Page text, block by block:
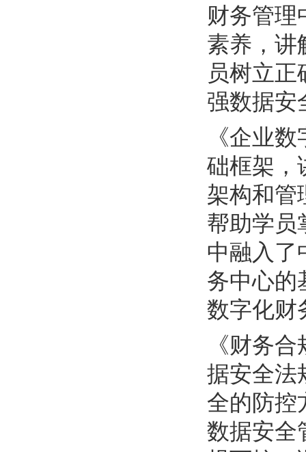
财务管理
素养，讲
员树立
强数据安
《企业
础框架，
架构和管
帮助学员
中融入了
务中心的
数字化财
《财务
据安全法
全的防控
数据安全